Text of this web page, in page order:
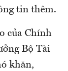
tin thêm.
của Chính
Bộ Tài
khăn,